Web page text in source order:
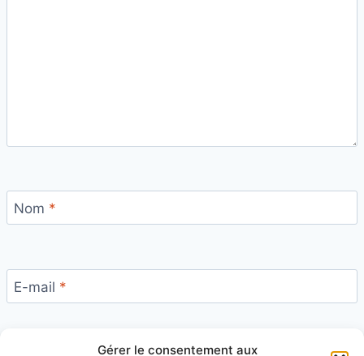
Gérer le consentement aux
Nom *
E-mail *